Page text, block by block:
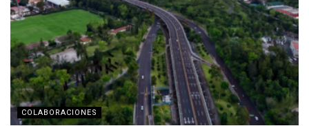
COLABORACIONES